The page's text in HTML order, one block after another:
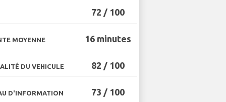
72 / 100
MOYENNE 16 minutes
DU VEHICULE 82 / 100
D'INFORMATION 73 / 100